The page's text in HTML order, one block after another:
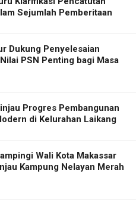
Sejumlah Pemberitaan
Dukung Penyelesaian
PSN Penting bagi Masa
Progres Pembangunan
di Kelurahan Laikang
Wali Kota Makassar
Kampung Nelayan Merah